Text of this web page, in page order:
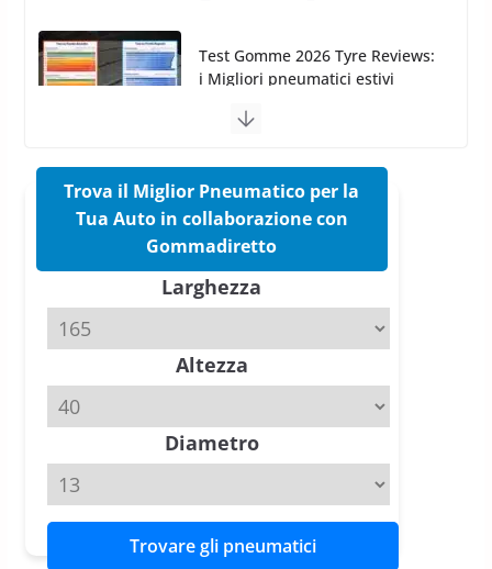
Pirelli Cinturato 2026: due
confermano il salto tecnico del
Pirelli P Zero Trofeo RS: per
Tyre Reviews è la gomma semi-
slick da battere
Michelin Pilot Sport 4 S – Test
su Range Rover Sport D350 HST
11 Aprile 2026 15 min read
Trova il Miglior Pneumatico per la
Tua Auto in collaborazione con
Gommadiretto
Larghezza
Altezza
Diametro
Trovare gli pneumatici